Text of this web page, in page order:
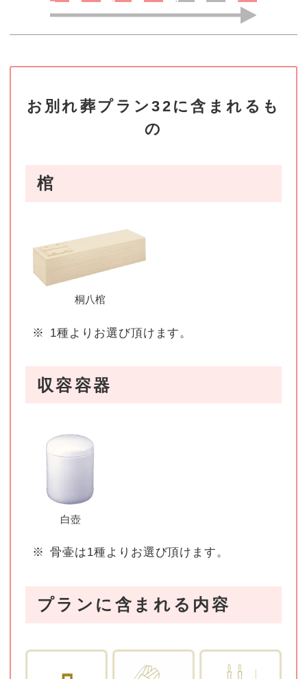
お別れ葬プラン32に含まれるも
の
棺
桐八棺
※ 1種よりお選び頂けます。
収容容器
白壺
※ 骨壷は1種よりお選び頂けます。
プランに含まれる内容